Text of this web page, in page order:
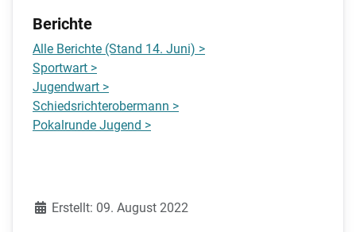
Berichte
Alle Berichte (Stand 14. Juni) >
Sportwart >
Jugendwart >
Schiedsrichterobermann >
Pokalrunde Jugend >
DetailsErstellt: 09. August 2022